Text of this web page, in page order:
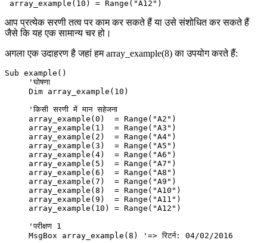
आप प्रत्येक सरणी तत्व पर काम कर सकते हैं या उसे संशोधित कर सकते हैं
जैसे कि यह एक सामान्य चर हो।
अगला एक उदाहरण है जहां हम array_example(8) का उपयोग करते हैं:
Sub example()
     'घोषणा
     Dim array_example(10)
     'किसी सरणी में मान सहेजना
     array_example(0)  = Range("A2")
     array_example(1)  = Range("A3")
     array_example(2)  = Range("A4")
     array_example(3)  = Range("A5")
     array_example(4)  = Range("A6")
     array_example(5)  = Range("A7")
     array_example(6)  = Range("A8")
     array_example(7)  = Range("A9")
     array_example(8)  = Range("A10")
     array_example(9)  = Range("A11")
     array_example(10) = Range("A12")
     'परीक्षण 1
     MsgBox array_example(8) '=> रिटर्न: 04/02/2016